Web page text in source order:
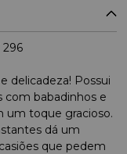
296
delicadeza! Possui
com babadinhos e
um toque gracioso.
dá um
que pedem